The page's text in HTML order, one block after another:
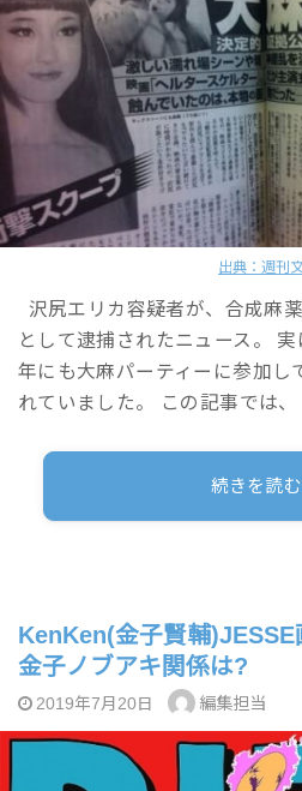
出典：週刊
沢尻エリカ容疑者が、合成麻
として逮捕されたニュース。
年にも大麻パーティーに参加し
れていました。 この記事では
続きを読む
KenKen(金子賢輔
金子ノブアキ関係は?
2019年7月20日 編集担当